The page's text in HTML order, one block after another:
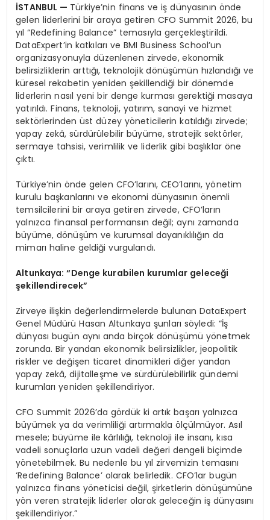
İSTANBUL — Türkiye’nin finans ve iş dünyasının önde
gelen liderlerini bir araya getiren CFO Summit 2026, bu
yıl “Redefining Balance” temasıyla gerçekleştirildi.
DataExpert’in katkıları ve BMI Business School’un
organizasyonuyla düzenlenen zirvede, ekonomik
belirsizliklerin arttığı, teknolojik dönüşümün hızlandığı ve
küresel rekabetin yeniden şekillendiği bir dönemde
liderlerin nasıl yeni bir denge kurması gerektiği masaya
yatırıldı. Finans, teknoloji, yatırım, sanayi ve hizmet
sektörlerinden üst düzey yöneticilerin katıldığı zirvede;
yapay zekâ, sürdürülebilir büyüme, stratejik sektörler,
sermaye tahsisi, verimlilik ve liderlik gibi başlıklar öne
çıktı.
Türkiye’nin önde gelen CFO’larını, CEO’larını, yönetim
kurulu başkanlarını ve ekonomi dünyasının önemli
temsilcilerini bir araya getiren zirvede, CFO’ların
yalnızca finansal performansın değil; aynı zamanda
büyüme, dönüşüm ve kurumsal dayanıklılığın da
mimarı haline geldiği vurgulandı.
Altunkaya: “Denge kurabilen kurumlar geleceği
şekillendirecek”
Zirveye ilişkin değerlendirmelerde bulunan DataExpert
Genel Müdürü Hasan Altunkaya şunları söyledi: “İş
dünyası bugün aynı anda birçok dönüşümü yönetmek
zorunda. Bir yandan ekonomik belirsizlikler, jeopolitik
riskler ve değişen ticaret dinamikleri diğer yandan
yapay zekâ, dijitalleşme ve sürdürülebilirlik gündemi
kurumları yeniden şekillendiriyor.
CFO Summit 2026’da gördük ki artık başarı yalnızca
büyümek ya da verimliliği artırmakla ölçülmüyor. Asıl
mesele; büyüme ile kârlılığı, teknoloji ile insanı, kısa
vadeli sonuçlarla uzun vadeli değeri dengeli biçimde
yönetebilmek. Bu nedenle bu yıl zirvemizin temasını
‘Redefining Balance’ olarak belirledik. CFO’lar bugün
yalnızca finans yöneticisi değil, şirketlerin dönüşümüne
yön veren stratejik liderler olarak geleceğin iş dünyasını
şekillendiriyor.”